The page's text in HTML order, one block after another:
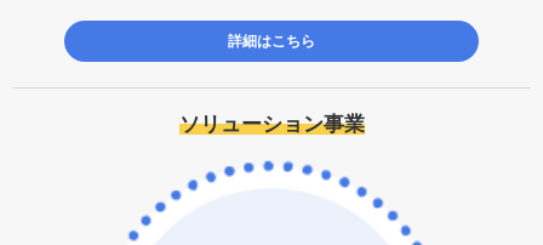
詳細はこちら
ソリューション事業